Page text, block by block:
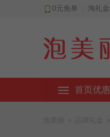
0元免单 淘礼
首页优